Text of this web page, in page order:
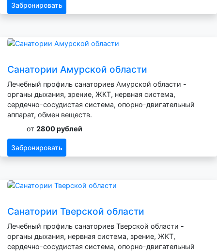
Забронировать
Санатории Амурской области
Лечебный профиль санаториев Амурской области -
органы дыхания, зрение, ЖКТ, нервная система,
сердечно-сосудистая система, опорно-двигательный
аппарат, обмен веществ.
от 2800 рублей
Забронировать
Санатории Тверской области
Лечебный профиль санаториев Тверской области -
органы дыхания, нервная система, зрение, ЖКТ,
сердечно-сосудистая система, опорно-двигательный